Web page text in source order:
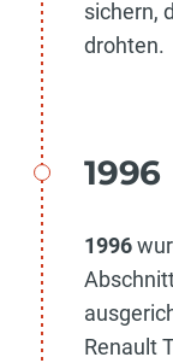
sichern,
drohten.
1996
1996
Renault